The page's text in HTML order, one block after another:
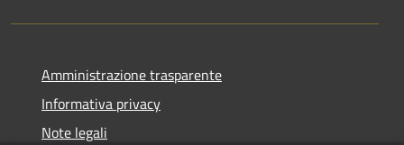
Amministrazione trasparente
Informativa privacy
Note legali